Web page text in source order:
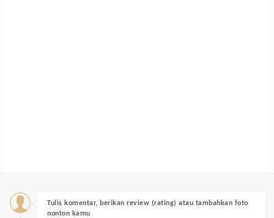
Tulis komentar, berikan review (rating) atau tambahkan foto
nonton kamu